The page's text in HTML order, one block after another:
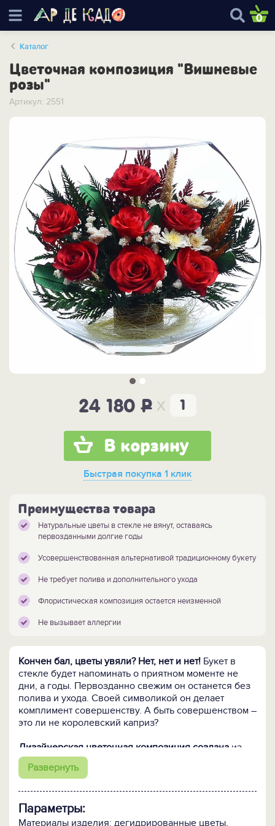
0
Каталог
Цветочная композиция "Вишневые
розы"
Артикул: 2551
24 180P x
В корзину
Быстрая покупка 1 клик
Преимущества товара
Натуральные цветы в стекле не вянут, оставаясь
первозданными долгие годы
Усовершенствованная альтернативой традиционному букету
Не требует полива и дополнительного ухода
Флористическая композиция остается неизменной
Не вызывает аллергии
Кончен бал, цветы увяли? Нет, нет и нет! Букет в
стекле будет напоминать о приятном моменте не
дни, а годы. Первозданно свежим он останется без
полива и ухода. Своей символикой он делает
комплимент совершенству. А быть совершенством –
это ли не королевский каприз?
Дизайнерская цветочная композиция создана из
отборных сортовых цветов. Срезанные живые
растения обезвоживают по канадской технологии,
неповторимый шедевр. Помещённый в герметично
запаянную вазу из стекла, он сохраняет своё
Развернуть
Параметры:
Материалы изделия: дегидрированные цветы,